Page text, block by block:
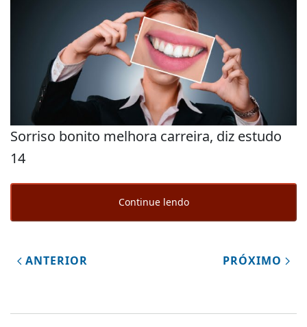
Sorriso bonito melhora carreira, diz estudo
14
Continue lendo
ANTERIOR PRÓXIMO